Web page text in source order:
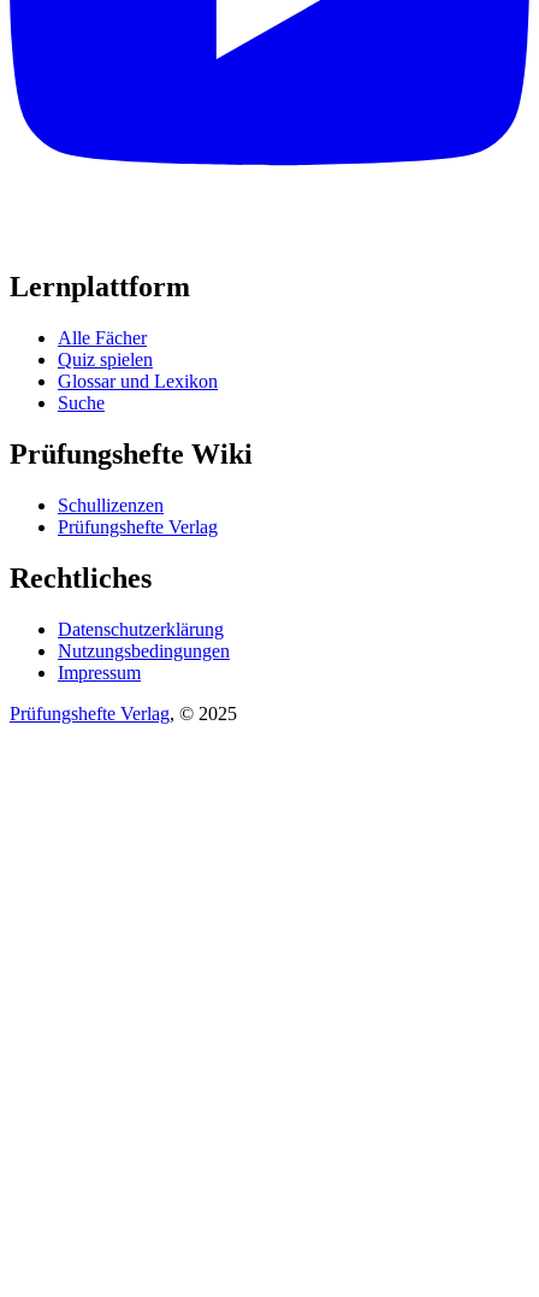
Lernplattform
Alle Fächer
Quiz spielen
Glossar und Lexikon
Suche
Prüfungshefte Wiki
Schullizenzen
Prüfungshefte Verlag
Rechtliches
Datenschutzerklärung
Nutzungsbedingungen
Impressum
Prüfungshefte Verlag, © 2025